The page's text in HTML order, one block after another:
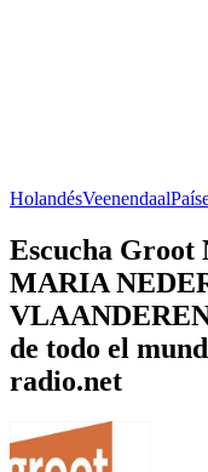
HolandésVeenendaal
Escucha Groot
MARIA
de todo el
radio.net